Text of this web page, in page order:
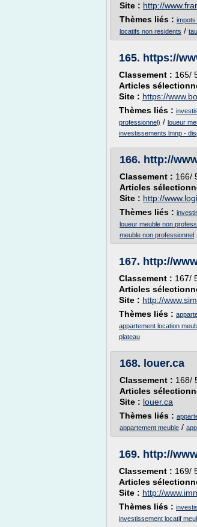
Site : http://
Thèmes liés :
locatifs non residents /
165. https://
Classement : 165/
Articles
Site : https://
Thèmes liés :
professionnel) / loueur
investissements lmnp -
166. http://
Classement : 166/
Articles
Site : http://
Thèmes liés :
loueur meuble non
meuble non professionnel
167. http://
Classement : 167/
Articles
Site : http://
Thèmes liés :
appartement location
plateau
168. louer.ca
Classement : 168/
Articles
Site : louer.ca
Thèmes liés :
appartement meuble /
169. http://
Classement : 169/
Articles
Site : http://
Thèmes liés :
investissement locatif